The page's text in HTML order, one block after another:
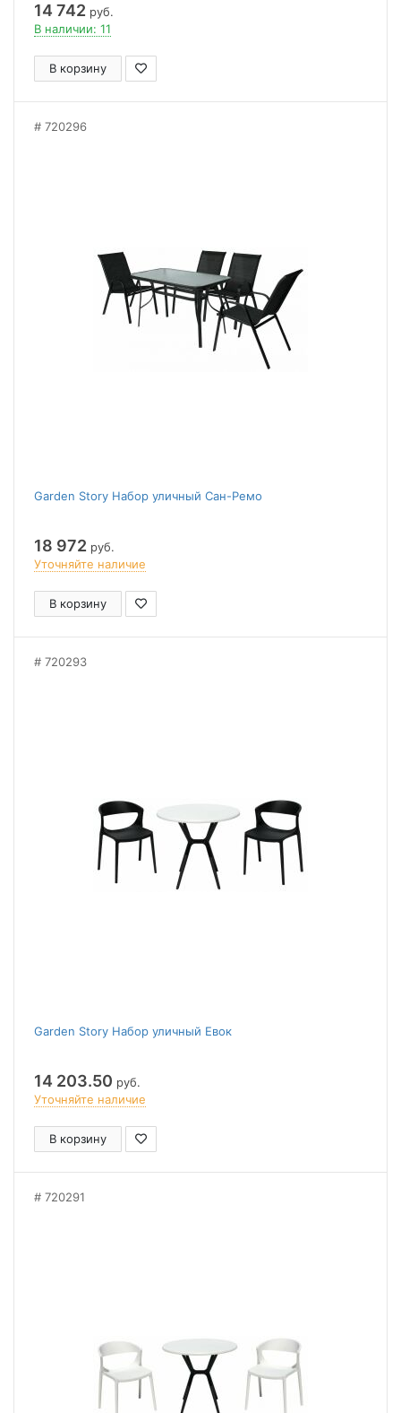
14 742 руб.
В наличии: 11
В корзину
720296
Garden Story Набор уличный Сан-Ремо
18 972 руб.
Уточняйте наличие
В корзину
720293
Garden Story Набор уличный Евок
14 203.50 руб.
Уточняйте наличие
В корзину
720291